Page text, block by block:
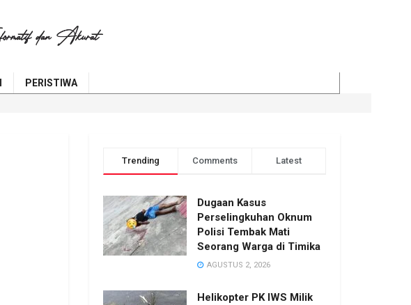
PERISTIWA
Trending Comments Latest
Dugaan Kasus
Perselingkuhan Oknum
Polisi Tembak Mati
Seorang Warga di Timika
AGUSTUS 2, 2026
Helikopter PK IWS Milik